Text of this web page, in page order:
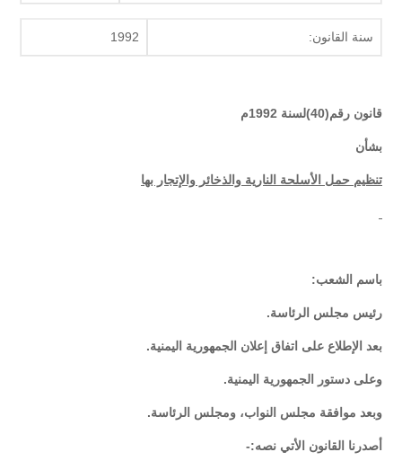
سنة القانون: 1992
قانون رقم(40)لسنة 1992م
بشأن
تنظيم حمل الأسلحة النارية والذخائر والإتجار بها
باسم الشعب:
رئيس مجلس الرئاسة.
بعد الإطلاع على اتفاق إعلان الجمهورية اليمنية.
وعلى دستور الجمهورية اليمنية.
وبعد موافقة مجلس النواب، ومجلس الرئاسة.
أصدرنا القانون الأتي نصه:-